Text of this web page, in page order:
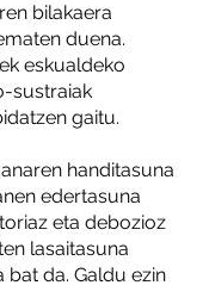
bilakaera
duena.
eskualdeko
sustraiak
gaitu.
handitasuna
edertasuna
eta debozioz
lasaitasuna
bat da. Galdu ezin